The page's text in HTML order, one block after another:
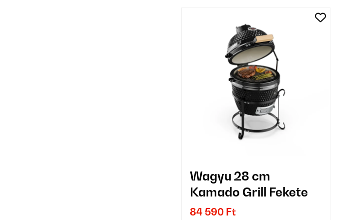
Wagyu 28 cm
Kamado Grill Fekete
84 590 Ft